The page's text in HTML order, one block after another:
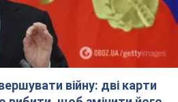
війну: дві карти